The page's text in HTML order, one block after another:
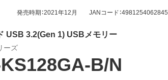
発売時期：2021年12月 JANコード：4981254062845
USB 3.2(Gen 1) USBメモリー
ーズ
B/N